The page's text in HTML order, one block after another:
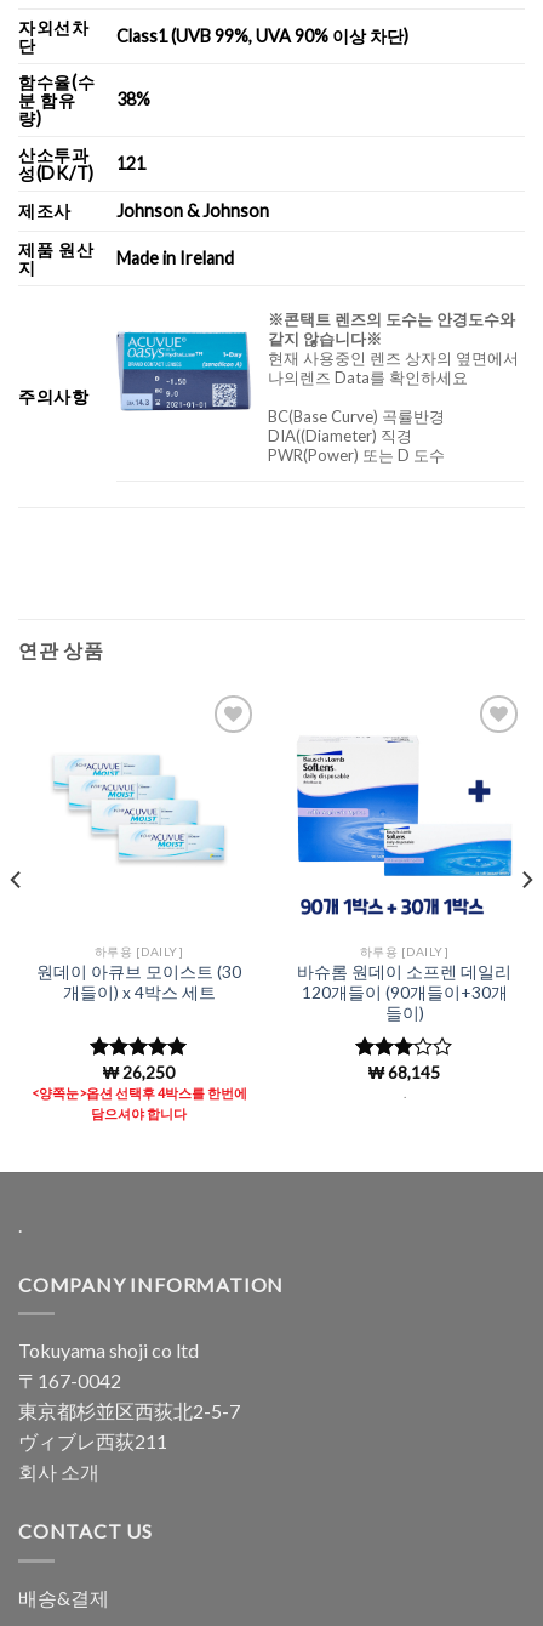
자외선차
단
Class1 (UVB 99%, UVA 90% 이상 차단)
함수율(수
분 함유
량)
38%
산소투과
성(DK/T)
121
제조사
Johnson & Johnson
제품 원산
지
Made in Ireland
주의사항
※콘택트 렌즈의 도수는 안경도수와
같지 않습니다※
현재 사용중인 렌즈 상자의 옆면에서
나의렌즈 Data를 확인하세요
BC(Base Curve) 곡률반경
DIA((Diameter) 직경
PWR(Power) 또는 D 도수
연관 상품
하루용 [DAILY]
원데이 아큐브 모이스트 (30
개들이) x 4박스 세트
5 중에서
4.96로 평
가됨
₩26,250
<양쪽눈>옵션 선택후 4박스를 한번에
담으셔야 합니다
하루용 [DAILY]
바슈롬 원데이 소프렌 데일리
120개들이 (90개들이+30개
들이)
5 중에
로
₩68,145
.
COMPANY INFORMATION
Tokuyama shoji co ltd
〒167-0042
東京都杉並区西荻北2-5-7
ヴィブレ西荻211
회사 소개
CONTACT US
배송&결제